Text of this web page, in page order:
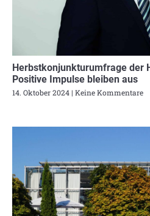
Herbstkonjunkturumfrage der
Positive Impulse bleiben aus
14. Oktober 2024 Keine Kommentare